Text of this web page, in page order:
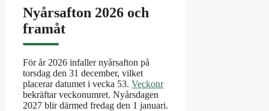
Nyårsafton 2026 och
framåt
För år 2026 infaller nyårsafton på
torsdag den 31 december, vilket
placerar datumet i vecka 53. Veckonr
bekräftar veckonumret. Nyårsdagen
2027 blir därmed fredag den 1 januari.